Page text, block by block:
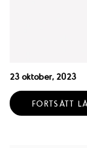
23 oktober, 2023
FORTSÄTT